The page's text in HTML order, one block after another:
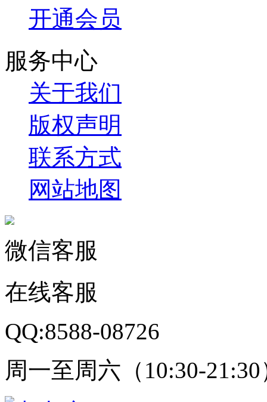
开通会员
服务中心
关于我们
版权声明
联系方式
网站地图
微信客服
在线客服
QQ:8588-08726
周一至周六（10:30-21:30